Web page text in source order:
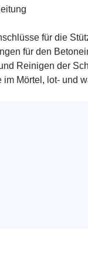
für die
für den
Reinigen der
Mörtel, lot- und